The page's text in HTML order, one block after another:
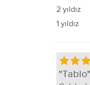
2 yıldız
1 yıldız
Tablo